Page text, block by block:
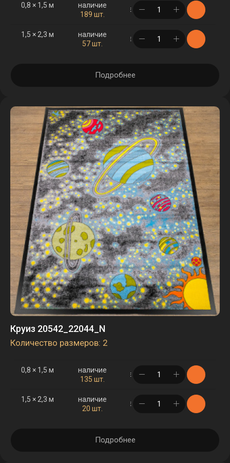
0,8 × 1,5 м
наличие
189 шт.
в корзине
1,5 × 2,3 м
наличие
57 шт.
в корзине
Подробнее
Круиз 20542_22044_N
Количество размеров: 2
0,8 × 1,5 м
наличие
135 шт.
в корзине
1,5 × 2,3 м
наличие
20 шт.
в корзине
Подробнее